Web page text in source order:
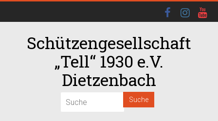
Schützengesellschaft
„Tell“ 1930 e.V.
Dietzenbach